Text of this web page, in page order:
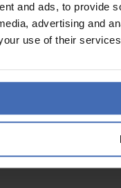
and ads, to provide
advertising and
use of their